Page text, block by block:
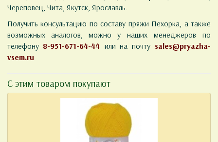
Череповец, Чита, Якутск, Ярославль.
Получить консультацию по составу пряжи Пехорка, а также
возможных аналогов, можно у наших менеджеров по
телефону 8-951-671-64-44 или на почту sales@pryazha-
vsem.ru
С этим товаром покупают